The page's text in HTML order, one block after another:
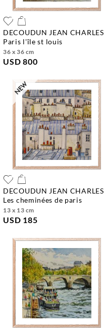
DECOUDUN JEAN CHARLES
paris l'île st louis
36 x 36 cm
USD 800
DECOUDUN JEAN CHARLES
les cheminées de paris
13 x 13 cm
USD 185